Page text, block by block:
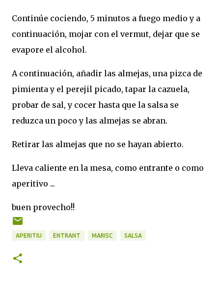
Continúe cociendo, 5 minutos a fuego medio y a
continuación, mojar con el vermut, dejar que se
evapore el alcohol.
A continuación, añadir las almejas, una pizca de
pimienta y el perejil picado, tapar la cazuela,
probar de sal, y cocer hasta que la salsa se
reduzca un poco y las almejas se abran.
Retirar las almejas que no se hayan abierto.
Lleva caliente en la mesa, como entrante o como
aperitivo ...
buen provecho!!
APERITIU ENTRANT MARISC SALSA